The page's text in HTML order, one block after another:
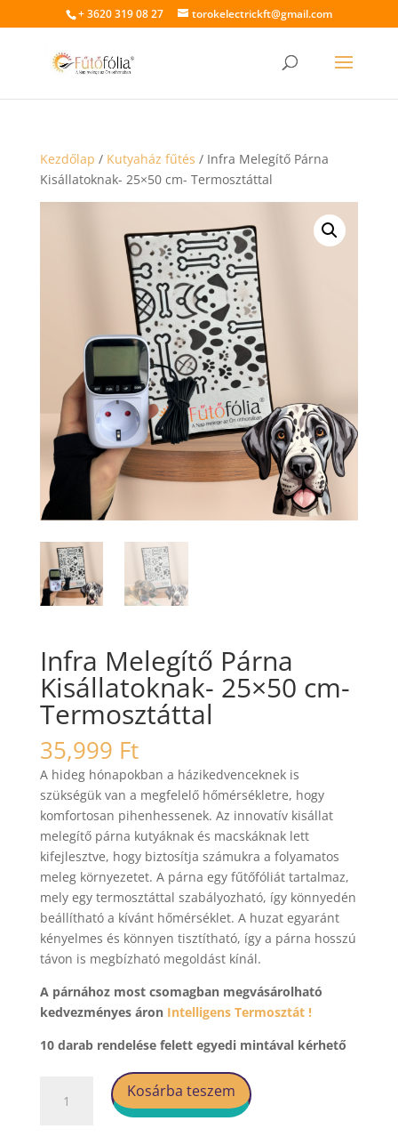
+ 3620 319 08 27 torokelectrickft@gmail.com
Kezdőlap / Kutyaház fűtés / Infra Melegítő Párna
Kisállatoknak- 25×50 cm- Termosztáttal
Infra Melegítő Párna
Kisállatoknak- 25×50 cm-
Termosztáttal
35,999 Ft
A hideg hónapokban a házikedvenceknek is
szükségük van a megfelelő hőmérsékletre, hogy
komfortosan pihenhessenek. Az innovatív kisállat
melegítő párna kutyáknak és macskáknak lett
kifejlesztve, hogy biztosítja számukra a folyamatos
meleg környezetet. A párna egy fűtőfóliát tartalmaz,
mely egy termosztáttal szabályozható, így könnyedén
beállítható a kívánt hőmérséklet. A huzat egyaránt
kényelmes és könnyen tisztítható, így a párna hosszú
távon is megbízható megoldást kínál.
A párnához most csomagban megvásárolható
kedvezményes áron Intelligens Termosztát !
10 darab rendelése felett egyedi mintával kérhető
Melegítő
Kosárba teszem